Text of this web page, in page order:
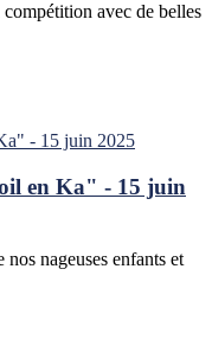
avec de belles
en Ka" - 15 juin
nageuses enfants et